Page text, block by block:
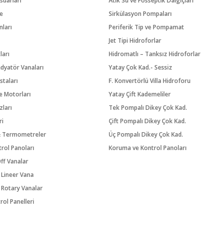
Vanaları
Motorları
Termometreler
Panoları
Vanalar
Vana
Vanalar
Panelleri
Sirkülasyon Pompaları
Periferik Tip ve Pompamat
Jet Tipi Hidroforlar
Hidromatlı – Tanksız Hidroforlar
Yatay Çok Kad.- Sessiz
F. Konvertörlü Villa Hidroforu
Yatay Çift Kademeliler
Tek Pompalı Dikey Çok Kad.
Çift Pompalı Dikey Çok Kad.
Üç Pompalı Dikey Çok Kad.
Koruma ve Kontrol Panoları